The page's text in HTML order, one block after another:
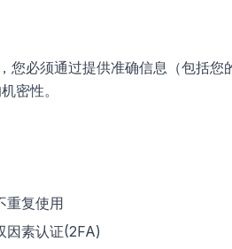
您必须通过提供准确信息（包括
密性。
重复使用
因素认证(2FA)